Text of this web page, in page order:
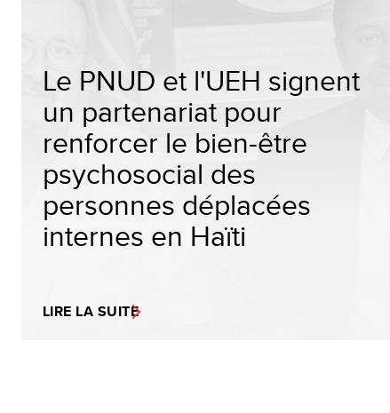
Le PNUD et l'UEH signent
un partenariat pour
renforcer le bien-être
psychosocial des
personnes déplacées
internes en Haïti
LIRE LA SUITE